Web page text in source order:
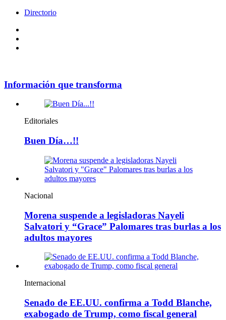
Directorio
Información que transforma
Editoriales
Buen Día…!!
Nacional
Morena suspende a legisladoras Nayeli
Salvatori y “Grace” Palomares tras burlas a los
adultos mayores
Internacional
Senado de EE.UU. confirma a Todd Blanche,
exabogado de Trump, como fiscal general